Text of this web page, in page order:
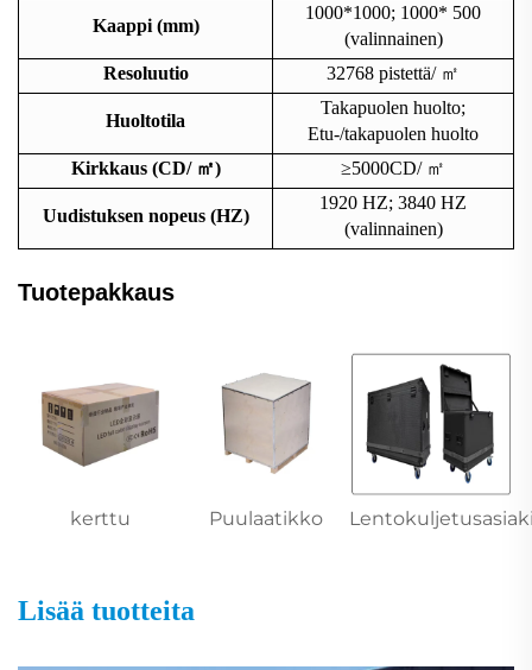
Kaappi (mm)
1000*1000; 1000* 500
(valinnainen)
Resoluutio
32768 pistettä/ ㎡
Huoltotila
Takapuolen huolto;
Etu-/takapuolen huolto
Kirkkaus (CD/ ㎡) ≥5000CD/ ㎡
Uudistuksen nopeus (HZ)
1920 HZ; 3840 HZ
(valinnainen)
Tuotepakkaus
kerttu Puulaatikko
Lisää tuotteita